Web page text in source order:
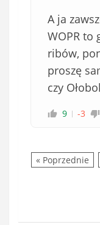
A ja
WOPR to
ribów,
proszę
czy
9 -3
« Poprzednie